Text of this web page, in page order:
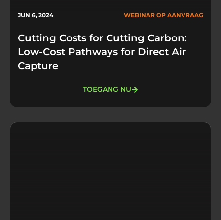
JUN 6, 2024 WEBINAR OP AANVRAAG
Cutting Costs for Cutting Carbon:
Low-Cost Pathways for Direct Air
Capture
TOEGANG NU